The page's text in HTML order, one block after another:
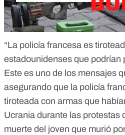
“La policía francesa es
estadounidenses que podrían
Este es uno de los mensajes
asegurando que la policía
tiroteada con armas que
Ucrania durante las protestas
muerte del joven que murió